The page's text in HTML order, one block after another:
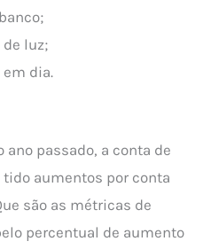
luz;
dia.
passado, a conta de
aumentos por conta
são as métricas de
percentual de aumento